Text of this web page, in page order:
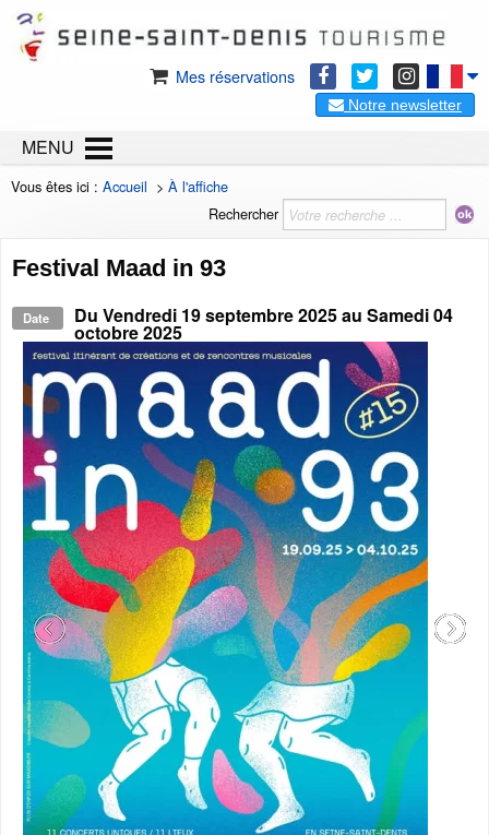
Mes réservations
Notre newsletter
MENU
Vous êtes ici : Accueil > À l'affiche
Rechercher
Festival Maad in 93
Date Du Vendredi 19 septembre 2025au Samedi 04
octobre 2025